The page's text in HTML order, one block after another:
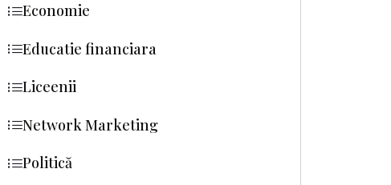
Economie
Educatie financiara
Liceenii
Network Marketing
Politică